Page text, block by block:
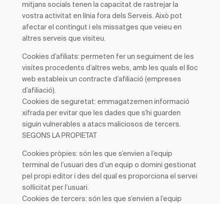
mitjans socials tenen la capacitat de rastrejar la
vostra activitat en línia fora dels Serveis. Això pot
afectar el contingut i els missatges que veieu en
altres serveis que visiteu.
Cookies d’afiliats: permeten fer un seguiment de les
visites procedents d’altres webs, amb les quals el lloc
web estableix un contracte d’afiliació (empreses
d’afiliació).
Cookies de seguretat: emmagatzemen informació
xifrada per evitar que les dades que s’hi guarden
siguin vulnerables a atacs maliciosos de tercers.
SEGONS LA PROPIETAT
Cookies pròpies: són les que s’envien a l’equip
terminal de l’usuari des d’un equip o domini gestionat
pel propi editor i des del qual es proporciona el servei
sol·licitat per l’usuari.
Cookies de tercers: són les que s’envien a l’equip